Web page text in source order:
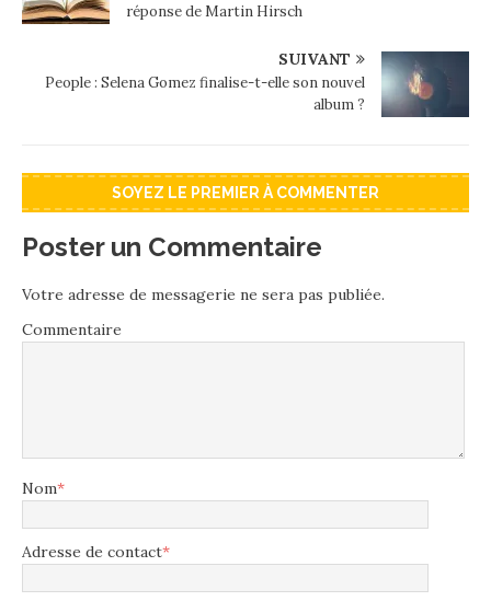
réponse de Martin Hirsch
SUIVANT
People : Selena Gomez finalise-t-elle son nouvel
album ?
SOYEZ LE PREMIER À COMMENTER
Poster un Commentaire
Votre adresse de messagerie ne sera pas publiée.
Commentaire
Nom*
Adresse de contact*